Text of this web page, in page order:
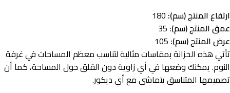
ارتفاع المنتج (سم):
عمق المنتج (سم):
عرض المنتج (سم):
تأتي هذه الخزانة بمقاسات مثالية لتناسب معظم المساحات في غرفة
النوم. يمكنك وضعها في أي زاوية دون القلق حول المساحة، كما أن
تصميمها المتناسق يتماشى مع أي ديكور.